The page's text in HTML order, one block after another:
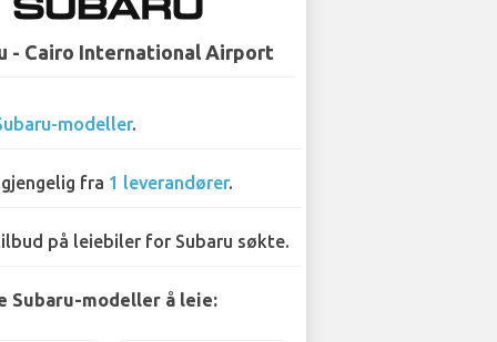
- Cairo International Airport
modeller.
fra 1 leverandører.
på leiebiler for Subaru søkte.
Subaru-modeller å leie: